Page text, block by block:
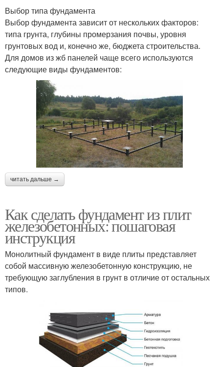
Выбор типа фундамента
Выбор фундамента зависит от нескольких факторов:
типа грунта, глубины промерзания почвы, уровня
грунтовых вод и, конечно же, бюджета строительства.
Для домов из жб панелей чаще всего используются
следующие виды фундаментов:
читать дальше →
Как сделать фундамент из плит
железобетонных: пошаговая
инструкция
Монолитный фундамент в виде плиты представляет
собой массивную железобетонную конструкцию, не
требующую заглубления в грунт в отличие от остальных
типов.